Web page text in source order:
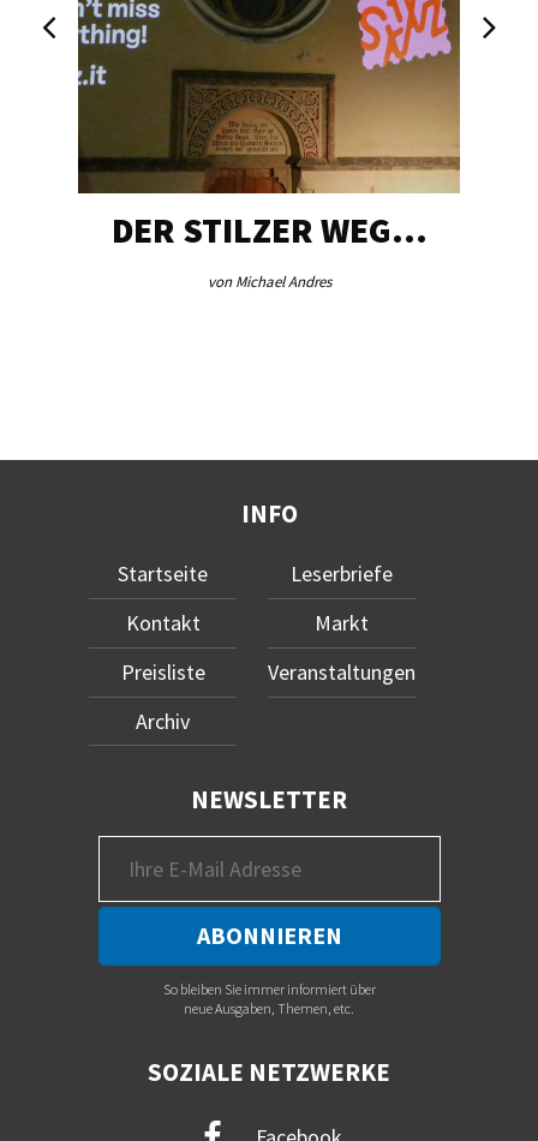
DER STILZER WEG…
von Michael Andres
INFO
Startseite
Kontakt
Preisliste
Archiv
Leserbriefe
Markt
Veranstaltungen
NEWSLETTER
So bleiben Sie immer informiert über
neue Ausgaben, Themen, etc.
SOZIALE NETZWERKE